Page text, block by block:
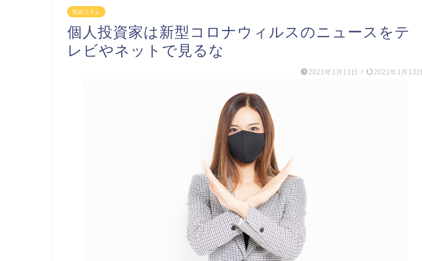
投資コラム
個人投資家は新型コロナウィルスのニュースをテ
レビやネットで見るな
2021年1月11日 / 2021年1月13日